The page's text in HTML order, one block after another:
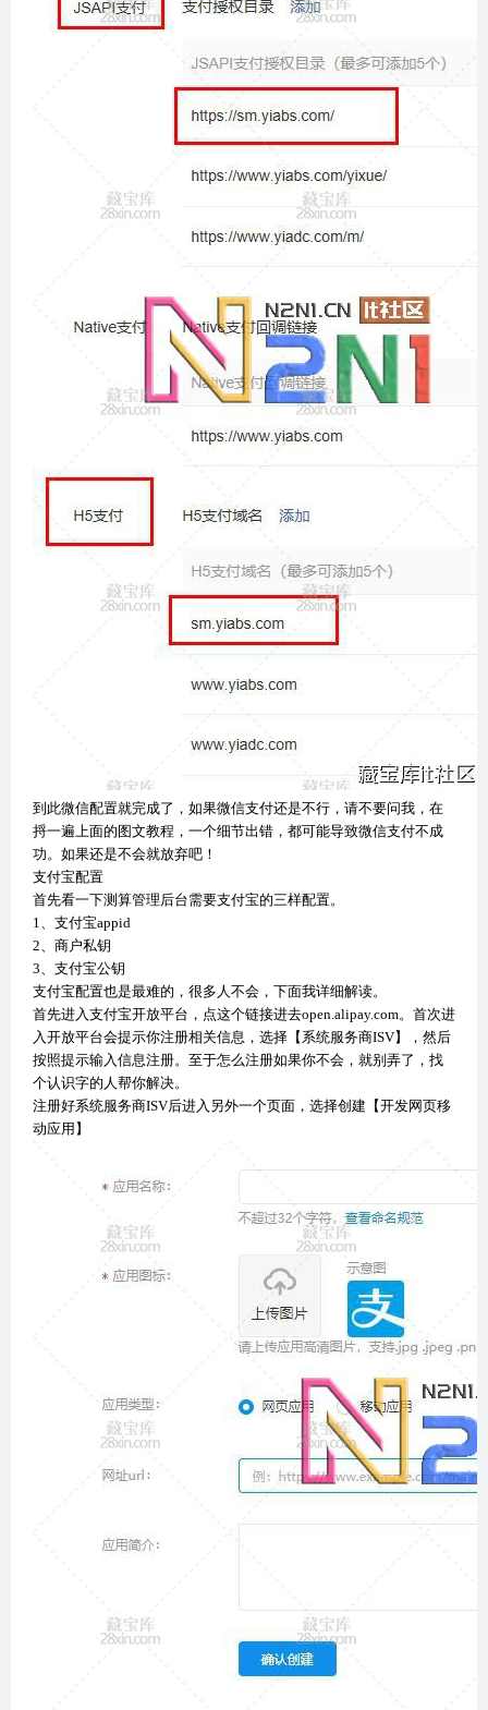
到此微信配置就完成了，如果微信支付还是不行，请不要问我，在
捋一遍上面的图文教程，一个细节出错，都可能导致微信支付不成
功。如果还是不会就放弃吧！
支付宝配置
首先看一下测算管理后台需要支付宝的三样配置。
1、支付宝appid
2、商户私钥
3、支付宝公钥
支付宝配置也是最难的，很多人不会，下面我详细解读。
首先进入支付宝开放平台，点这个链接进去open.alipay.com。首次进
入开放平台会提示你注册相关信息，选择【系统服务商ISV】，然后
按照提示输入信息注册。至于怎么注册如果你不会，就别弄了，找
个认识字的人帮你解决。
注册好系统服务商ISV后进入另外一个页面，选择创建【开发网页移
动应用】